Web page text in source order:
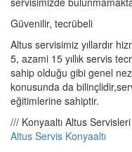
Güvenilir, tecrübeli
Altus servisimiz yıllardır
5, azami 15 yıllık servis
sahip olduğu gibi genel
konusunda da
eğitimlerine sahiptir.
/// Konyaaltı Altus
Altus Servis Konyaaltı